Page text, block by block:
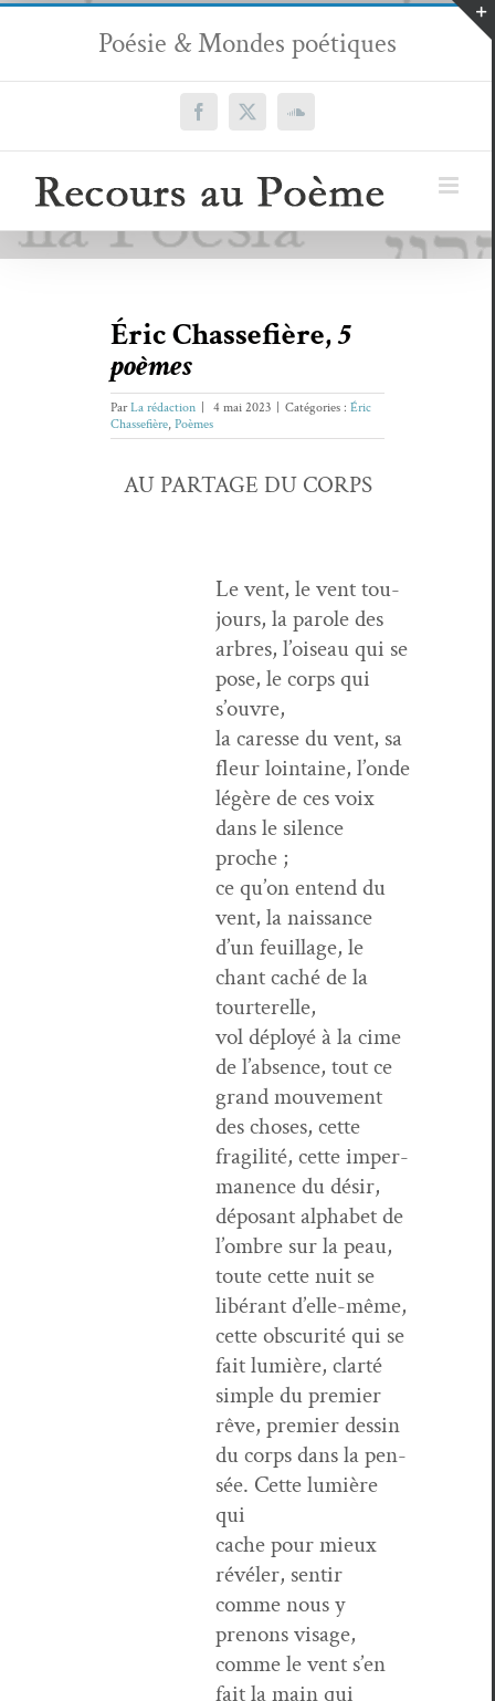
Passer
contenu
Poésie & Mondes poétiques
Facebook
X SoundCloud
Éric Chassefière,5
poèmes
ParLa rédaction 4 mai 2023 Catégories : Éric
Chassefière, Poèmes
AU PARTAGE DU CORPS
Le vent, le vent tou­
jours, la parole des
arbres, l’oiseau qui se
pose, le corps qui
s’ouvre,
la caresse du vent, sa
fleur loin­taine, l’onde
légère de ces voix
dans le silence
proche ;
ce qu’on entend du
vent, la nais­sance
d’un feuil­lage, le
chant caché de la
tourterelle,
vol déployé à la cime
de l’ab­sence, tout ce
grand mou­ve­ment
des choses, cette
fragilité, cette imper­
ma­nence du désir,
déposant alpha­bet de
l’om­bre sur la peau,
toute cette nuit se
libérant d’elle-même,
cette obscu­rité qui se
fait lumière, clarté
sim­ple du pre­mier
rêve, pre­mier dessin
du corps dans la pen­
sée. Cette lumière
qui
cache pour mieux
révéler, sen­tir
comme nous y
prenons vis­age,
comme le vent s’en
fait la main qui